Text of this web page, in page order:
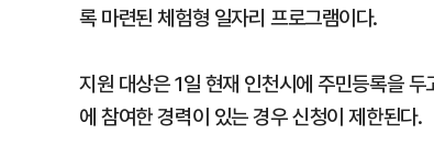
록 마련된 체험형 일자리 프로그램이다.
지원 대상은 1일 현재 인천시에 주민등록을
에 참여한 경력이 있는 경우 신청이 제한된다.